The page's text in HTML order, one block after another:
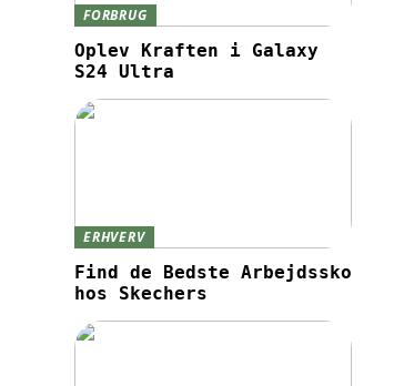
FORBRUG
Oplev Kraften i Galaxy
S24 Ultra
ERHVERV
Find de Bedste Arbejdssko
hos Skechers